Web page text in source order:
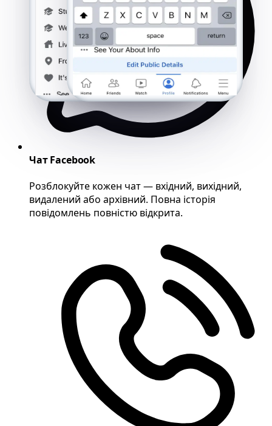
Чат Facebook
Розблокуйте кожен чат — вхідний, вихідний,
видалений або архівний. Повна історія
повідомлень повністю відкрита.